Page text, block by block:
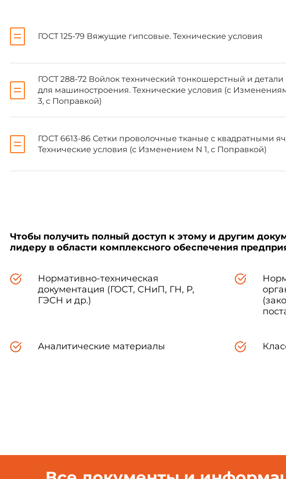
ПЕРЕИЗДАНИЕ. Октябрь 2001 г.
Настоящий стандарт распространяется на
при сжатии керамического, силикатного
природного камня и предела прочности при
ГОСТ 125-79 Вяжущие гипсовые. Технические условия
ГОСТ 288-72 Войлок технический тонкошерстный и детали
для машиностроения. Технические условия (с
3, с Поправкой)
ГОСТ 6613-86 Сетки проволочные тканые с квадратными
Технические условия (с Изменением N 1, с Поправкой)
Чтобы получить полный доступ к этому и другим
лидеру в области комплексного обеспечения
Нормативно-техническая
документация (ГОСТ, СНиП, ГН, Р,
ГЭСН и др.)
Аналитические материалы